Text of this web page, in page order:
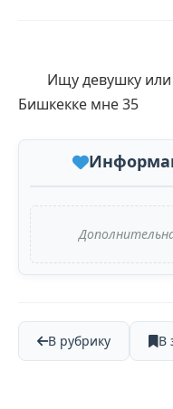
Бишкекке мне 35
В рубрику В